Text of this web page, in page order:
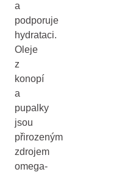
a
podporuje
hydrataci.
Oleje
z
konopí
a
pupalky
jsou
přirozeným
zdrojem
omega-